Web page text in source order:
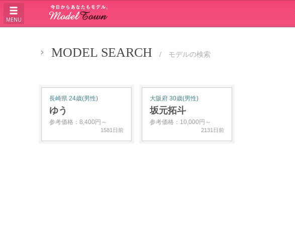
MENU
MODEL SEARCH / モデルの検索
長崎県 24歳(男性)
ゆう
参考価格：8,400円～
1581日前
大阪府 30歳(男性)
坂元拓斗
参考価格：10,000円～
2131日前